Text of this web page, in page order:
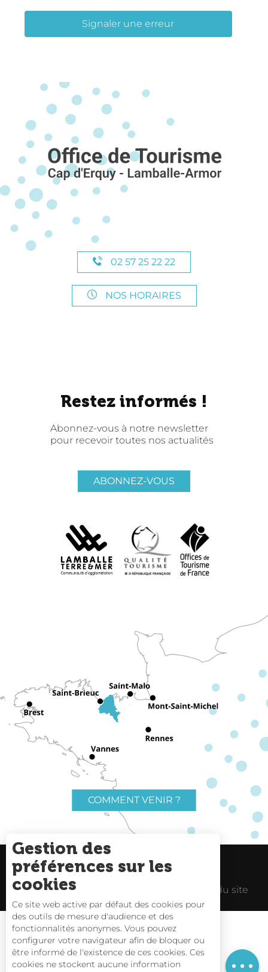
Horaires
Signaler une erreur
02 57 25 22 22
NOS HORAIRES
Restez informés !
Abonnez-vous à notre newsletter
pour recevoir toutes nos actualités
ABONNEZ-VOUS
COMMENT VENIR ?
Charte du voyageur Liens utiles
Espace Pro Plan du site
Carte interactive
Gestion des
préférences sur les
cookies
Ce site web active par défaut des cookies pour
des outils de mesure d'audience et des
fonctionnalités anonymes. Vous pouvez
configurer votre navigateur afin de bloquer ou
être informé de l'existence de ces cookies. Ces
cookies ne stockent aucune information